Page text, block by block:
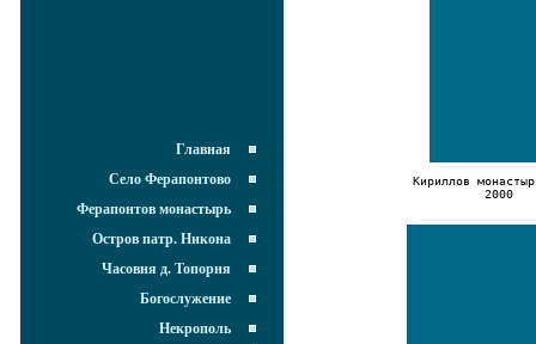
Главная
Село Ферапонтово
Ферапонтов монастырь
Остров патр. Никона
Часовня д. Топорня
Богослужение
Некрополь
Кириллов
2000